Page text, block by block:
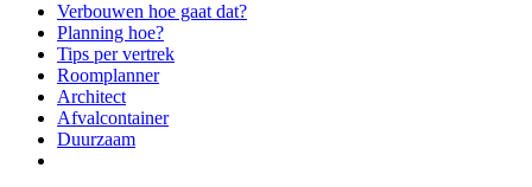
Verbouwen hoe gaat dat?
Planning hoe?
Tips per vertrek
Roomplanner
Architect
Afvalcontainer
Duurzaam